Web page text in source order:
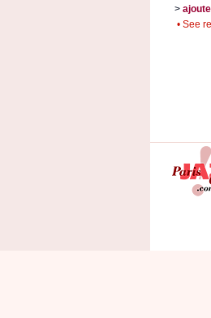
>
• See